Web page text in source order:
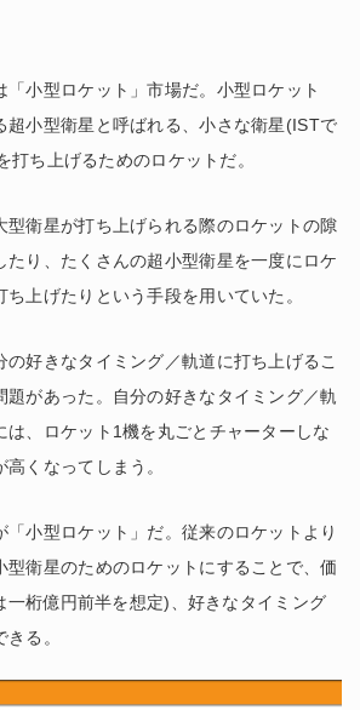
「小型ロケット」市場だ。小型ロケット
超小型衛星と呼ばれる、小さな衛星(ISTで
打ち上げるためのロケットだ。
型衛星が打ち上げられる際のロケットの隙
たり、たくさんの超小型衛星を一度にロケ
上げたりという手段を用いていた。
の好きなタイミング／軌道に打ち上げるこ
題があった。自分の好きなタイミング／軌
は、ロケット1機を丸ごとチャーターしな
くなってしまう。
小型ロケット」だ。従来のロケットより
型衛星のためのロケットにすることで、価
一桁億円前半を想定)、好きなタイミング
る。